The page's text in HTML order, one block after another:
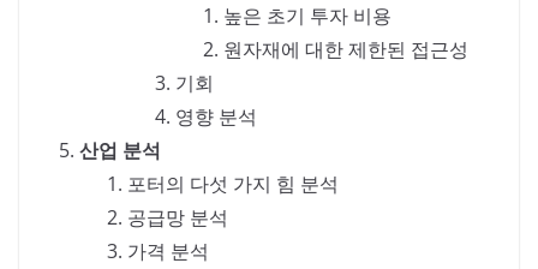
높은 초기 투자 비용
원자재에 대한 제한된 접근성
기회
영향 분석
산업 분석
포터의 다섯 가지 힘 분석
공급망 분석
가격 분석